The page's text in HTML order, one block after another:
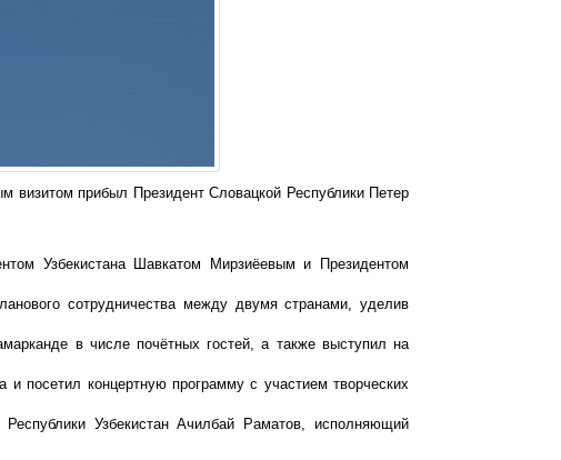
визитом прибыл Президент Словацкой Республики Петер
Узбекистана Шавкатом Мирзиёевым и Президентом
сотрудничества между двумя странами, уделив
в числе почётных гостей, а также выступил на
и посетил концертную программу с участием творческих
Узбекистан Ачилбай Раматов, исполняющий